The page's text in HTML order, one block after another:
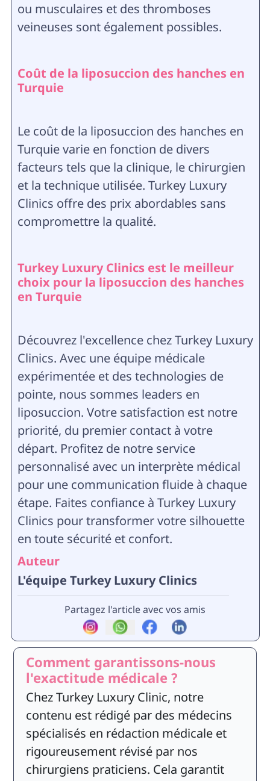
ou musculaires et des thromboses
veineuses sont également possibles.
Coût de la liposuccion des hanches en
Turquie
Le coût de la liposuccion des hanches en
Turquie varie en fonction de divers
facteurs tels que la clinique, le chirurgien
et la technique utilisée. Turkey Luxury
Clinics offre des prix abordables sans
compromettre la qualité.
Turkey Luxury Clinics est le meilleur
choix pour la liposuccion des hanches
en Turquie
Découvrez l'excellence chez Turkey Luxury
Clinics. Avec une équipe médicale
expérimentée et des technologies de
pointe, nous sommes leaders en
liposuccion. Votre satisfaction est notre
priorité, du premier contact à votre
départ. Profitez de notre service
personnalisé avec un interprète médical
pour une communication fluide à chaque
étape. Faites confiance à Turkey Luxury
Clinics pour transformer votre silhouette
en toute sécurité et confort.
Auteur
L'équipe Turkey Luxury Clinics
Partagez l'article avec vos amis
Comment garantissons-nous
l'exactitude médicale ?
Chez Turkey Luxury Clinic, notre
contenu est rédigé par des médecins
spécialisés en rédaction médicale et
rigoureusement révisé par nos
chirurgiens praticiens. Cela garantit